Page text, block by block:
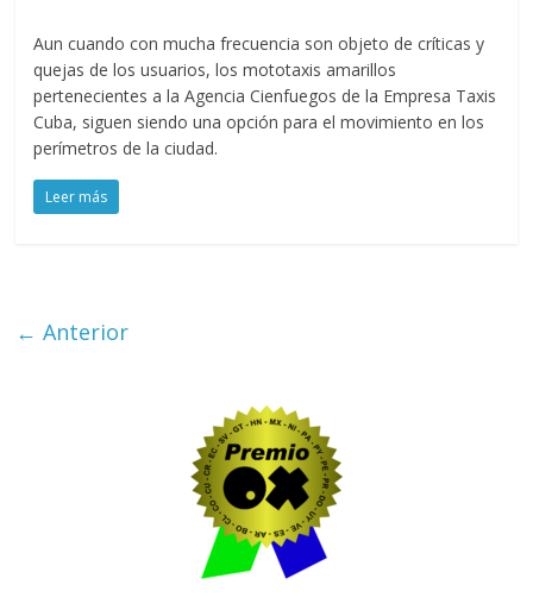
Aun cuando con mucha frecuencia son objeto de críticas y
quejas de los usuarios, los mototaxis amarillos
pertenecientes a la Agencia Cienfuegos de la Empresa Taxis
Cuba, siguen siendo una opción para el movimiento en los
perímetros de la ciudad.
Leer más
← Anterior